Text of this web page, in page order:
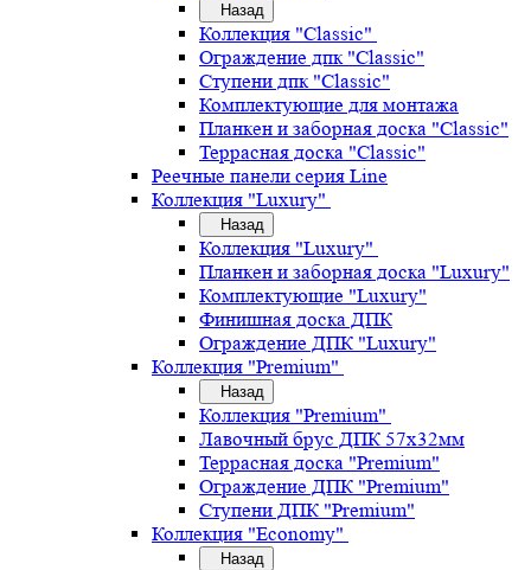
Назад
Коллекция "Classic"
Ограждение дпк "Classic"
Ступени дпк "Classic"
Комплектующие для монтажа
Планкен и заборная доска "Classic"
Террасная доска "Classic"
Реечные панели серия Line
Коллекция "Luxury"
Назад
Коллекция "Luxury"
Планкен и заборная доска "Luxury"
Комплектующие "Luxury"
Финишная доска ДПК
Ограждение ДПК "Luxury"
Коллекция "Premium"
Назад
Коллекция "Premium"
Лавочный брус ДПК 57х32мм
Террасная доска "Premium"
Ограждение ДПК "Premium"
Ступени ДПК "Premium"
Коллекция "Economy"
Назад